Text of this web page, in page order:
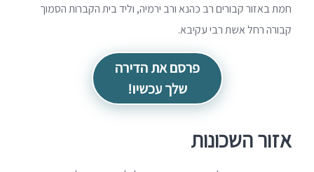
חמת באזור קבורים רב כהנא ורב ירמיה, וליד בית הקברות הסמוך
קבורה רחל אשת רבי עקיבא.
פרסם את הדירה
שלך עכשיו!
אזור השכונות